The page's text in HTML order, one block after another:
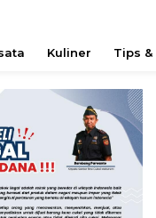
Kuliner Tips &